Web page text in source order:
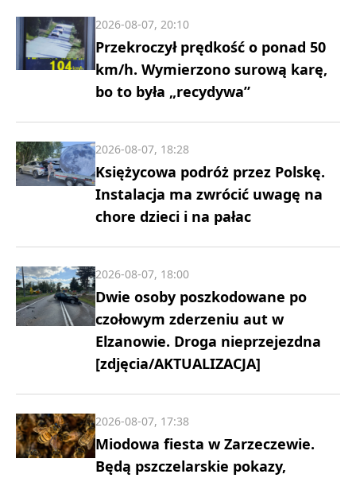
Przekroczył prędkość o ponad 50
km/h. Wymierzono surową karę,
bo to była „recydywa”
2026-08-07, 20:10
Księżycowa podróż przez Polskę.
Instalacja ma zwrócić uwagę na
chore dzieci i na pałac
2026-08-07, 18:28
Dwie osoby poszkodowane po
czołowym zderzeniu aut w
Elzanowie. Droga nieprzejezdna
[zdjęcia/AKTUALIZACJA]
2026-08-07, 18:00
Miodowa fiesta w Zarzeczewie.
Będą pszczelarskie pokazy,
2026-08-07, 17:38